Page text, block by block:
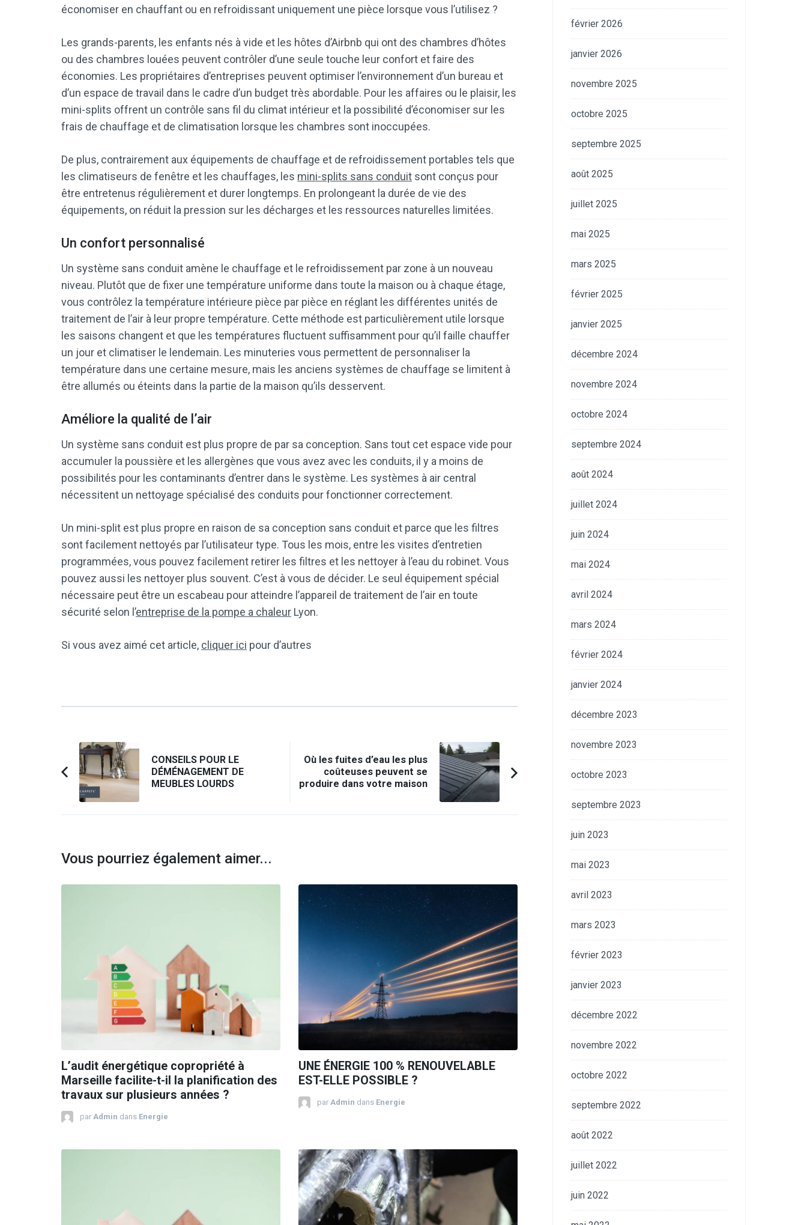
économiser en chauffant ou en refroidissant uniquement une pièce lorsque vous l’utilisez ?
Les grands-parents, les enfants nés à vide et les hôtes d’Airbnb qui ont des chambres d’hôtes
ou des chambres louées peuvent contrôler d’une seule touche leur confort et faire des
économies. Les propriétaires d’entreprises peuvent optimiser l’environnement d’un bureau et
d’un espace de travail dans le cadre d’un budget très abordable. Pour les affaires ou le plaisir, les
mini-splits offrent un contrôle sans fil du climat intérieur et la possibilité d’économiser sur les
frais de chauffage et de climatisation lorsque les chambres sont inoccupées.
De plus, contrairement aux équipements de chauffage et de refroidissement portables tels que
les climatiseurs de fenêtre et les chauffages, les mini-splits sans conduit sont conçus pour
être entretenus régulièrement et durer longtemps. En prolongeant la durée de vie des
équipements, on réduit la pression sur les décharges et les ressources naturelles limitées.
Un confort personnalisé
Un système sans conduit amène le chauffage et le refroidissement par zone à un nouveau
niveau. Plutôt que de fixer une température uniforme dans toute la maison ou à chaque étage,
vous contrôlez la température intérieure pièce par pièce en réglant les différentes unités de
traitement de l’air à leur propre température. Cette méthode est particulièrement utile lorsque
les saisons changent et que les températures fluctuent suffisamment pour qu’il faille chauffer
un jour et climatiser le lendemain. Les minuteries vous permettent de personnaliser la
température dans une certaine mesure, mais les anciens systèmes de chauffage se limitent à
être allumés ou éteints dans la partie de la maison qu’ils desservent.
Améliore la qualité de l’air
Un système sans conduit est plus propre de par sa conception. Sans tout cet espace vide pour
accumuler la poussière et les allergènes que vous avez avec les conduits, il y a moins de
possibilités pour les contaminants d’entrer dans le système. Les systèmes à air central
nécessitent un nettoyage spécialisé des conduits pour fonctionner correctement.
Un mini-split est plus propre en raison de sa conception sans conduit et parce que les filtres
sont facilement nettoyés par l’utilisateur type. Tous les mois, entre les visites d’entretien
programmées, vous pouvez facilement retirer les filtres et les nettoyer à l’eau du robinet. Vous
pouvez aussi les nettoyer plus souvent. C’est à vous de décider. Le seul équipement spécial
nécessaire peut être un escabeau pour atteindre l’appareil de traitement de l’air en toute
sécurité selon l’entreprise de la pompe a chaleur Lyon.
Si vous avez aimé cet article, cliquer ici pour d’autres
Navigation
d'article
Article
précédent :
CONSEILS POUR LE
DÉMÉNAGEMENT DE
MEUBLES LOURDS
Où les fuites d’eau les plus
coûteuses peuvent se
produire dans votre maison
Vous pourriez également aimer...
L’audit énergétique copropriété à
Marseille facilite-t-il la planification des
travaux sur plusieurs années ?
par Admin dans Energie
UNE ÉNERGIE 100 % RENOUVELABLE
EST-ELLE POSSIBLE ?
par Admin dans Energie
février 2026
janvier 2026
novembre 2025
octobre 2025
septembre 2025
août 2025
juillet 2025
mai 2025
mars 2025
février 2025
janvier 2025
décembre 2024
novembre 2024
octobre 2024
septembre 2024
août 2024
juillet 2024
juin 2024
mai 2024
avril 2024
mars 2024
février 2024
janvier 2024
décembre 2023
novembre 2023
octobre 2023
septembre 2023
juin 2023
mai 2023
avril 2023
mars 2023
février 2023
janvier 2023
décembre 2022
novembre 2022
octobre 2022
septembre 2022
août 2022
juillet 2022
juin 2022